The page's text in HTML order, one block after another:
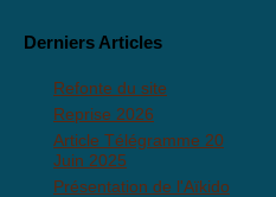
Derniers Articles
Refonte du site
Reprise 2026
Article Télégramme 20
Juin 2025
Présentation de l'Aïkido